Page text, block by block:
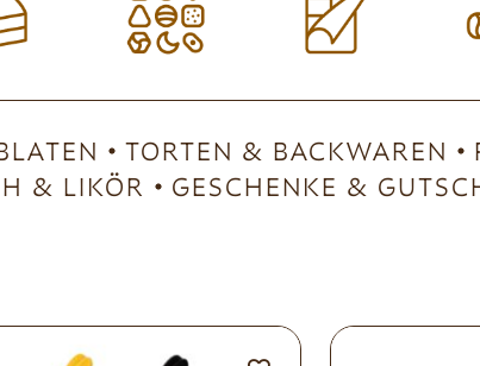
TORTEN & BACKWAREN
& LIKÖR GESCHENKE &